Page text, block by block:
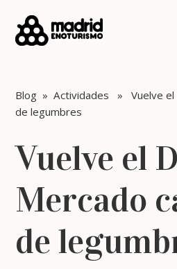
Blog »Actividades » Vuelve el
de legumbres
Vuelve el
Mercado
de